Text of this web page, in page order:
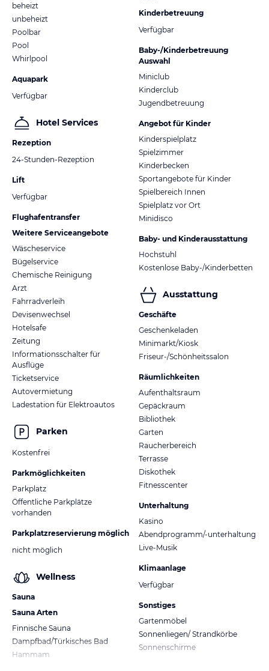
beheizt
unbeheizt
Poolbar
Pool
Whirlpool
Aquapark
Verfügbar
Hotel Services
Rezeption
24-Stunden-Rezeption
Lift
Verfügbar
Flughafentransfer
Weitere Serviceangebote
Wäscheservice
Bügelservice
Chemische Reinigung
Arzt
Fahrradverleih
Devisenwechsel
Hotelsafe
Zeitung
Informationsschalter für
Ausflüge
Ticketservice
Autovermietung
Ladestation für Elektroautos
Parken
Kostenfrei
Parkmöglichkeiten
Parkplatz
Öffentliche Parkplätze
vorhanden
Parkplatzreservierung möglich
nicht möglich
Wellness
Sauna
Sauna Arten
Finnische Sauna
Dampfbad/Türkisches Bad
Hammam
Kinderbetreuung
Verfügbar
Baby-/Kinderbetreuung
Auswahl
Miniclub
Kinderclub
Jugendbetreuung
Angebot für Kinder
Kinderspielplatz
Spielzimmer
Kinderbecken
Sportangebote für Kinder
Spielbereich Innen
Spielplatz vor Ort
Minidisco
Baby- und Kinderausstattung
Hochstuhl
Kostenlose Baby-/Kinderbetten
Ausstattung
Geschäfte
Geschenkeladen
Minimarkt/Kiosk
Friseur-/Schönheitssalon
Räumlichkeiten
Aufenthaltsraum
Gepäckraum
Bibliothek
Garten
Raucherbereich
Terrasse
Diskothek
Fitnesscenter
Unterhaltung
Kasino
Abendprogramm/-unterhaltung
Live-Musik
Klimaanlage
Verfügbar
Sonstiges
Gartenmöbel
Sonnenliegen/ Strandkörbe
Sonnenschirme